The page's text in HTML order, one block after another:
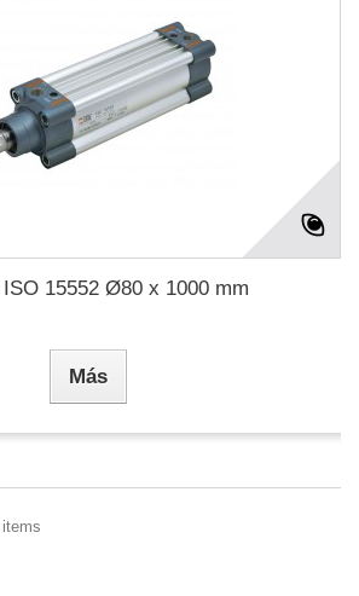
15552 Ø80 x 1000 mm
Más